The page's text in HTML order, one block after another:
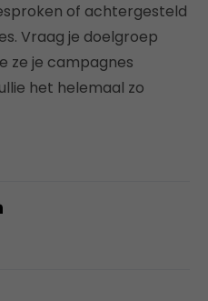
of achtergesteld
Vraag je doelgroep
ze je campagnes
het helemaal zo